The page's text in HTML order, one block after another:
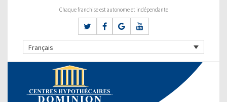
Chaque franchise est autonome et indépendante
Français